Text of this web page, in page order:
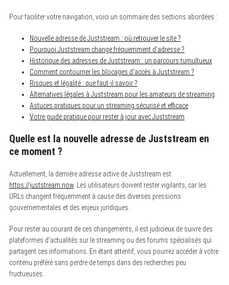
Pour faciliter votre navigation, voici un sommaire des sections abordées :
Nouvelle adresse de Juststream : où retrouver le site ?
Pourquoi Juststream change fréquemment d’adresse ?
Historique des adresses de Juststream : un parcours tumultueux
Comment contourner les blocages d’accès à Juststream ?
Risques et légalité : que faut-il savoir ?
Alternatives légales à Juststream pour les amateurs de streaming
Astuces pratiques pour un streaming sécurisé et efficace
Votre guide pratique pour rester à jour avec Juststream
Quelle est la nouvelle adresse de Juststream en
ce moment ?
Actuellement, la dernière adresse active de Juststream est
https://juststream.now. Les utilisateurs doivent rester vigilants, car les
URLs changent fréquemment à cause des diverses pressions
gouvernementales et des enjeux juridiques.
Pour rester au courant de ces changements, il est judicieux de suivre des
plateformes d’actualités sur le streaming ou des forums spécialisés qui
partagent ces informations. En étant attentif, vous pourrez accéder à votre
contenu préféré sans perdre de temps dans des recherches peu
fructueuses.